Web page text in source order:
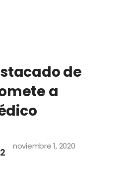
de
a
noviembre 1, 2020